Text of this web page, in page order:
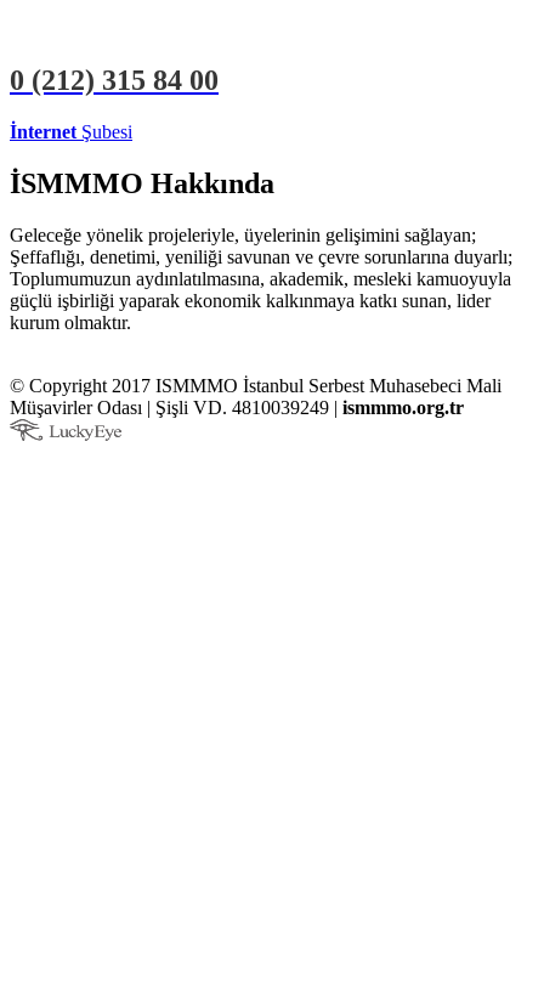
0 (212) 315 84 00
İnternet Şubesi
İSMMMO Hakkında
Geleceğe yönelik projeleriyle, üyelerinin gelişimini sağlayan;
Şeffaflığı, denetimi, yeniliği savunan ve çevre sorunlarına duyarlı;
Toplumumuzun aydınlatılmasına, akademik, mesleki kamuoyuyla
güçlü işbirliği yaparak ekonomik kalkınmaya katkı sunan, lider
kurum olmaktır.
© Copyright 2017 ISMMMO İstanbul Serbest Muhasebeci Mali
Müşavirler Odası | Şişli VD. 4810039249 | ismmmo.org.tr